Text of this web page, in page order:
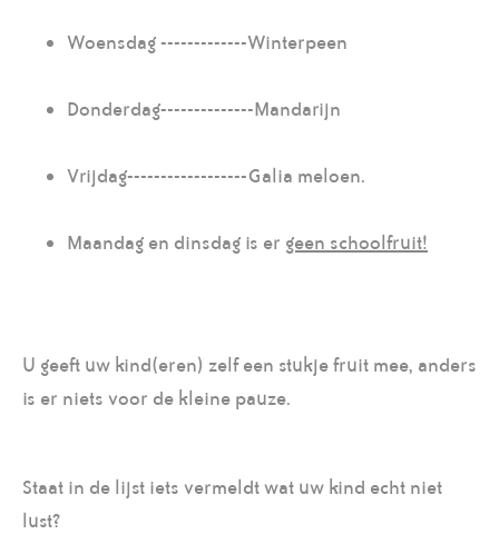
Woensdag -------------Winterpeen
Donderdag--------------Mandarijn
Vrijdag------------------Galia meloen.
Maandag en dinsdag is er geen schoolfruit!
U geeft uw kind(eren) zelf een stukje fruit mee, anders
is er niets voor de kleine pauze.
Staat in de lijst iets vermeldt wat uw kind echt niet
lust?